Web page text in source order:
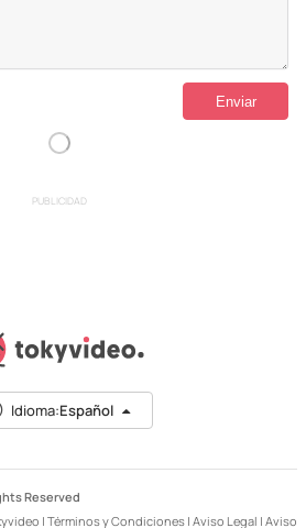
PUBLICIDAD
Idioma:Español
Reserved
| Términos y Condiciones | Aviso Legal | Aviso